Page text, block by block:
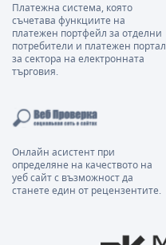
Платежна система, която
съчетава функциите на
платежен портфейл за отделни
потребители и платежен портал
за сектора на електронната
търговия.
Онлайн асистент при
определяне на качеството на
уеб сайт с възможност да
станете един от рецензентите.